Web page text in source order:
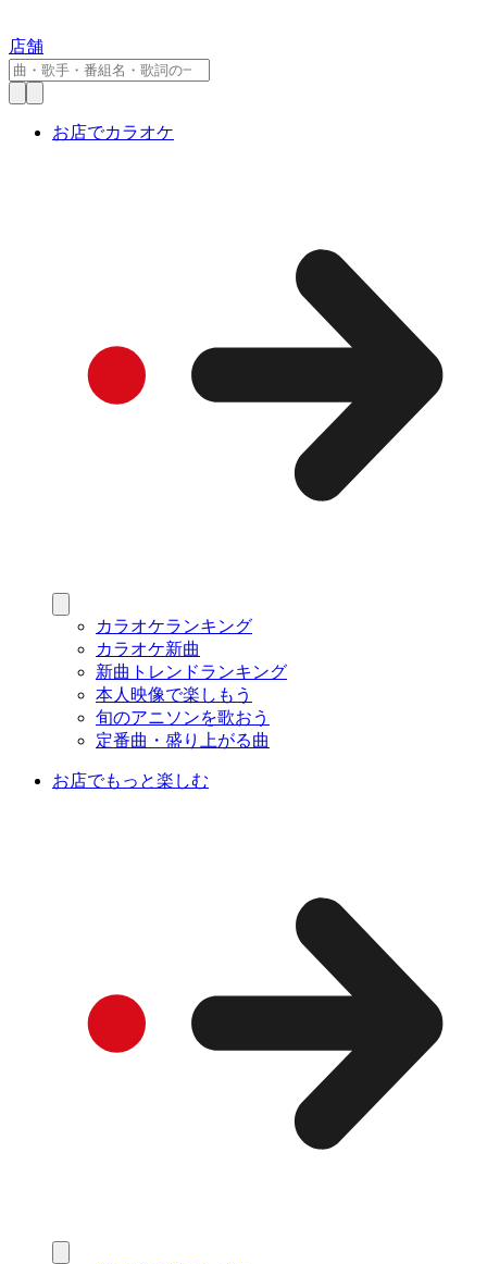
店舗
お店でカラオケ
カラオケランキング
カラオケ新曲
新曲トレンドランキング
本人映像で楽しもう
旬のアニソンを歌おう
定番曲・盛り上がる曲
お店でもっと楽しむ